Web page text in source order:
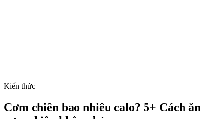
Kiến thức
Cơm chiên bao nhiêu calo? 5+ Cách ăn